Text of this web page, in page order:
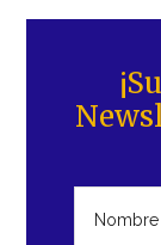
lateral